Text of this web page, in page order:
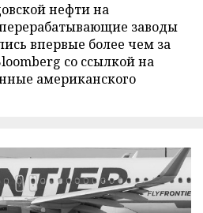
нефти на
заводы
впервые более чем за
со ссылкой на
американского